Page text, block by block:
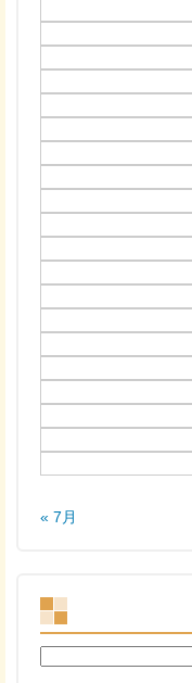
« 7月
検
索: